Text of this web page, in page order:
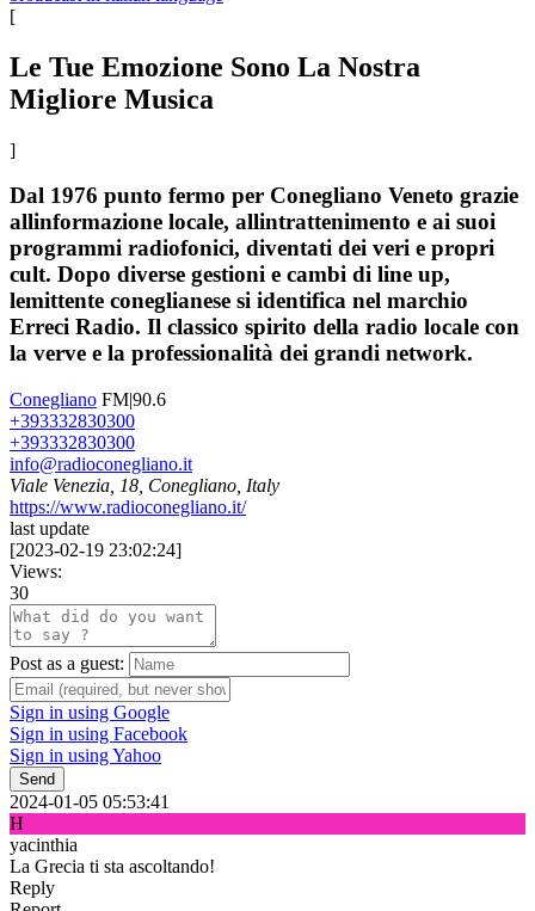
[
Le Tue Emozione Sono La Nostra
Migliore Musica
]
Dal 1976 punto fermo per Conegliano Veneto grazie
allinformazione locale, allintrattenimento e ai suoi
programmi radiofonici, diventati dei veri e propri
cult. Dopo diverse gestioni e cambi di line up,
lemittente coneglianese si identifica nel marchio
Erreci Radio. Il classico spirito della radio locale con
la verve e la professionalità dei grandi network.
Conegliano FM|90.6
+393332830300
+393332830300
info@radioconegliano.it
Viale Venezia, 18, Conegliano, Italy
https://www.radioconegliano.it/
last update
[2023-02-19 23:02:24]
Views:
30
Post as a guest:
Sign in using Google
Sign in using Facebook
Sign in using Yahoo
Send
2024-01-05 05:53:41
H
yacinthia
La Grecia ti sta ascoltando!
Reply